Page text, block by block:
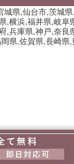
県,仙台市,茨城
,横浜,福井県,岐阜
,兵庫県,神戸,奈良
県,佐賀県,長崎県